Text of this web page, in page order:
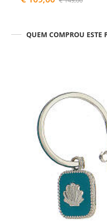
QUEM COMPROU ESTE